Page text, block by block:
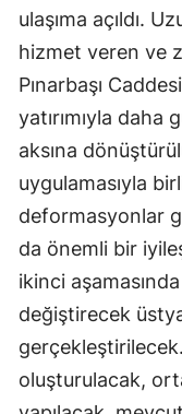
ulaşıma açıldı.
hizmet veren ve
Pınarbaşı
yatırımıyla daha
aksına
uygulamasıyla
deformasyonlar
da önemli bir
ikinci
değiştirecek
oluşturulacak,